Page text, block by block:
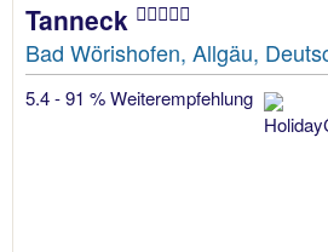
Tanneck
Bad Wörishofen, Allgäu,
5.4 - 91 % Weiterempfehlung